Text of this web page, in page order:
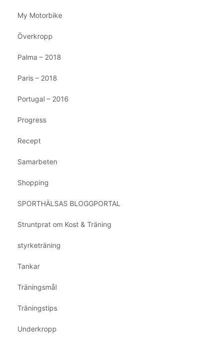
My Motorbike
Överkropp
Palma – 2018
Paris – 2018
Portugal – 2016
Progress
Recept
Samarbeten
Shopping
SPORTHÄLSAS BLOGGPORTAL
Struntprat om Kost & Träning
styrketräning
Tankar
Träningsmål
Träningstips
Underkropp